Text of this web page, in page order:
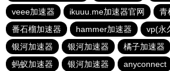
veee加速器
ikuuu.me加速器官网 青
番石榴加速器
hammer加速器
vp(永
银河加速器
银河加速器 橘子加速器
蚂蚁加速器
银河加速器 anyconnect